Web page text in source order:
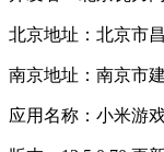
北京地址：北京市
南京地址：南京市
应用名称：小米游